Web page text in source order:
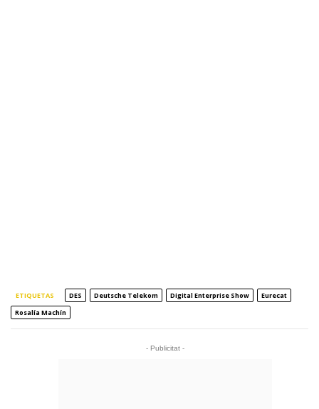
ETIQUETAS DES Deutsche Telekom Digital Enterprise Show
Eurecat
Rosalía Machín
- Publicitat -